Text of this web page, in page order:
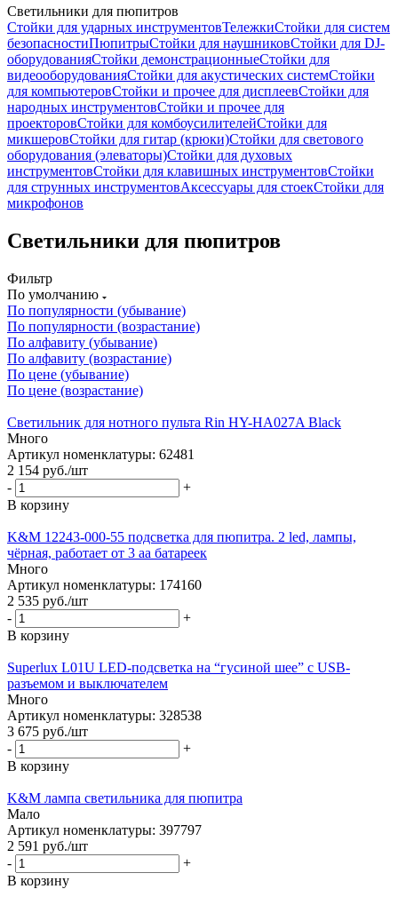
Светильники для пюпитров
Стойки для ударных инструментовТележкиСтойки для систем
безопасностиПюпитрыСтойки для наушниковСтойки для DJ-
оборудованияСтойки демонстрационныеСтойки для
видеооборудованияСтойки для акустических системСтойки
для компьютеровСтойки и прочее для дисплеевСтойки для
народных инструментовСтойки и прочее для
проекторовСтойки для комбоусилителейСтойки для
микшеровСтойки для гитар (крюки)Стойки для светового
оборудования (элеваторы)Стойки для духовых
инструментовСтойки для клавишных инструментовСтойки
для струнных инструментовАксессуары для стоекСтойки для
микрофонов
Светильники для пюпитров
Фильтр
По умолчанию
По популярности (убывание)
По популярности (возрастание)
По алфавиту (убывание)
По алфавиту (возрастание)
По цене (убывание)
По цене (возрастание)
Светильник для нотного пульта Rin HY-HA027A Black
Много
Артикул номенклатуры: 62481
2 154 руб./шт
-
+
В корзину
K&M 12243-000-55 подсветка для пюпитра. 2 led, лампы,
чёрная, работает от 3 аа батареек
Много
Артикул номенклатуры: 174160
2 535 руб./шт
-
+
В корзину
Superlux L01U LED-подсветка на “гусиной шее” с USB-
разъемом и выключателем
Много
Артикул номенклатуры: 328538
3 675 руб./шт
-
+
В корзину
K&M лампа светильника для пюпитра
Мало
Артикул номенклатуры: 397797
2 591 руб./шт
-
+
В корзину